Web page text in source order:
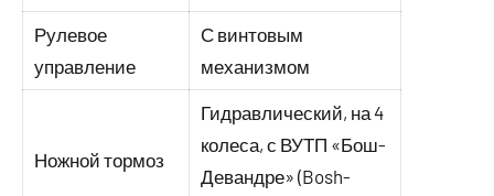
Рулевое
управление
С винтовым
механизмом
Ножной тормоз
Гидравлический, на 4
колеса, с ВУТП «Бош-
Девандре» (Bosh-